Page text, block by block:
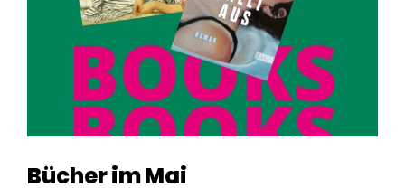
Bücher im Mai